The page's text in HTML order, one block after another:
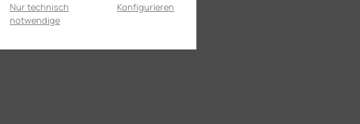
Nur technisch
notwendige
Konfigurieren